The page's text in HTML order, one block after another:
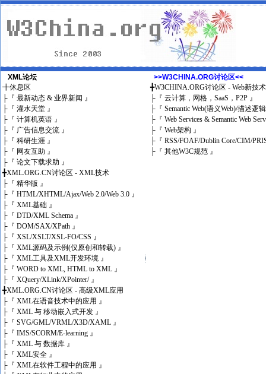
XML论坛
╋休息区
├ 『 最新动态 & 业界新闻 』
├ 『 灌水天堂 』
├ 『 计算机英语 』
├ 『 广告信息交流 』
├ 『 科研生涯 』
├ 『 网友互助 』
├ 『 论文下载求助 』
╋XML.ORG.CN讨论区 - XML技术
├ 『 精华版 』
├ 『 HTML/XHTML/Ajax/Web 2.0/Web 3.0 』
├ 『 XML基础 』
├ 『 DTD/XML Schema 』
├ 『 DOM/SAX/XPath 』
├ 『 XSL/XSLT/XSL-FO/CSS 』
├ 『 XML源码及示例(仅原创和转载) 』
├ 『 XML工具及XML开发环境 』
├ 『 WORD to XML, HTML to XML 』
├ 『 XQuery/XLink/XPointer/ 』
╋XML.ORG.CN讨论区 - 高级XML应用
├ 『 XML在语音技术中的应用 』
├ 『 XML 与 移动嵌入式开发 』
├ 『 SVG/GML/VRML/X3D/XAML 』
├ 『 IMS/SCORM/E-learning 』
├ 『 XML 与 数据库 』
├ 『 XML安全 』
├ 『 XML在软件工程中的应用 』
>>W3CHINA.ORG讨论区<<
╋W3CHINA.ORG讨论区 - Web新技
├ 『 云计算，网格，SaaS，P2P 』
├ 『 Semantic Web(语义Web)/描述逻
├ 『 Web Services & Semantic Web
├ 『 Web架构 』
├ 『 RSS/FOAF/Dublin Core/CIM/
├ 『 其他W3C规范 』